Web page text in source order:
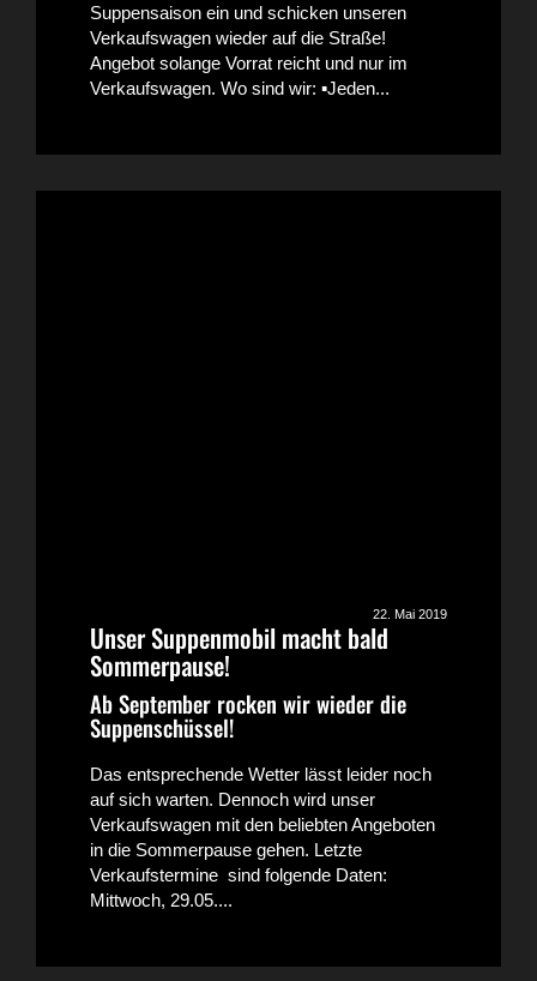
Suppensaison ein und schicken unseren
Verkaufswagen wieder auf die Straße!
Angebot solange Vorrat reicht und nur im
Verkaufswagen. Wo sind wir: ▪️Jeden...
22. Mai 2019
Unser Suppenmobil macht bald
Sommerpause!
Ab September rocken wir wieder die
Suppenschüssel!
Das entsprechende Wetter lässt leider noch
auf sich warten. Dennoch wird unser
Verkaufswagen mit den beliebten Angeboten
in die Sommerpause gehen. Letzte
Verkaufstermine sind folgende Daten:
Mittwoch, 29.05....